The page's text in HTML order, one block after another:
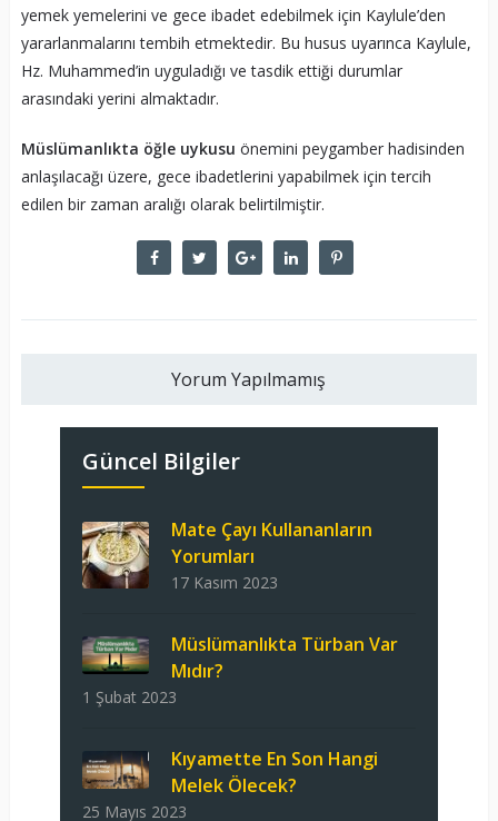
yemek yemelerini ve gece ibadet edebilmek için Kaylule’den
yararlanmalarını tembih etmektedir. Bu husus uyarınca Kaylule,
Hz. Muhammed’in uyguladığı ve tasdik ettiği durumlar
arasındaki yerini almaktadır.
Müslümanlıkta öğle uykusu önemini peygamber hadisinden
anlaşılacağı üzere, gece ibadetlerini yapabilmek için tercih
edilen bir zaman aralığı olarak belirtilmiştir.
Yorum Yapılmamış
Güncel Bilgiler
Mate Çayı Kullananların
Yorumları
17 Kasım 2023
Müslümanlıkta Türban Var
Mıdır?
1 Şubat 2023
Kıyamette En Son Hangi
Melek Ölecek?
25 Mayıs 2023